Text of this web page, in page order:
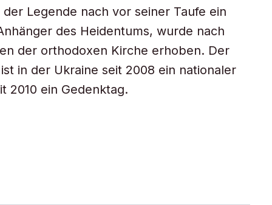
Legende nach vor seiner Taufe ein
des Heidentums, wurde nach
der orthodoxen Kirche erhoben. Der
in der Ukraine seit 2008 ein nationaler
2010 ein Gedenktag.